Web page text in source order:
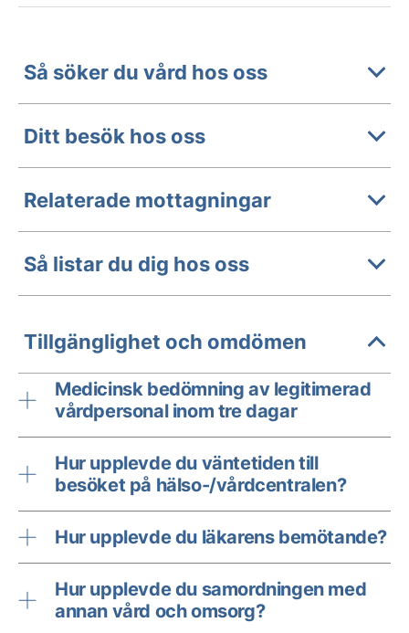
Så söker du vård hos oss
Ditt besök hos oss
Relaterade mottagningar
Så listar du dig hos oss
Tillgänglighet och omdömen
Medicinsk bedömning av legitimerad
vårdpersonal inom tre dagar
Hur upplevde du väntetiden till
besöket på hälso-/vårdcentralen?
Hur upplevde du läkarens bemötande?
Hur upplevde du samordningen med
annan vård och omsorg?